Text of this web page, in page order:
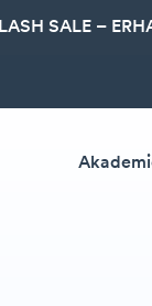
SALE –